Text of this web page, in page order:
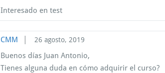
Interesado en test
CMM 26 agosto, 2019
Buenos días Juan Antonio,
Tienes alguna duda en cómo adquirir el curso?